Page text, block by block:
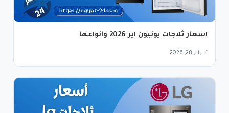
اسعار ثلاجات يونيون اير 2026 وانواعها
فبراير 28, 2026